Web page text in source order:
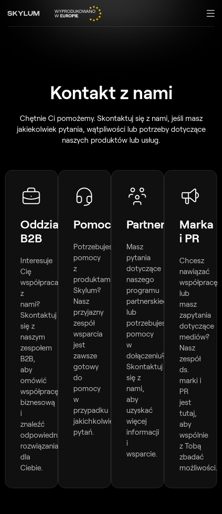
Kontakt z nami
Chętnie Ci pomożemy. Skontaktuj się z nami, jeśli masz
jakiekolwiek pytania, wątpliwości lub potrzeby dotyczące
naszych produktów lub usług.
Oddział
B2B
Interesuje
Cię
współpraca
z
nami?
Skontaktuj
się z
naszym
zespołem
B2B,
aby
omówić
współpracę
biznesową
i
znaleźć
odpowiednie
rozwiązania
dla
Ciebie.
Pomoc
Potrzebujesz
pomocy
z
produktami
Skylum?
Nasz
przyjazny
zespół
wsparcia
jest
zawsze
gotowy
do
pomocy
w
przypadku
jakichkolwiek
pytań.
Partnerzy
Masz
pytania
dotyczące
naszego
programu
partnerskiego
lub
potrzebujesz
pomocy
w
dołączeniu?
Skontaktuj
się z
nami,
aby
uzyskać
więcej
informacji
i
wsparcie.
Marka
i PR
Chcesz
nawiązać
współpracę
lub
masz
zapytania
dotyczące
mediów?
Nasz
zespół
ds.
marki i
PR
jest
tutaj,
aby
wspólnie
z Tobą
zbadać
możliwości.